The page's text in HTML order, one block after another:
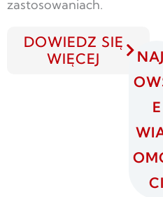
zastosowaniach.
DOWIEDZ SIĘ
WIĘCEJ
E
CI